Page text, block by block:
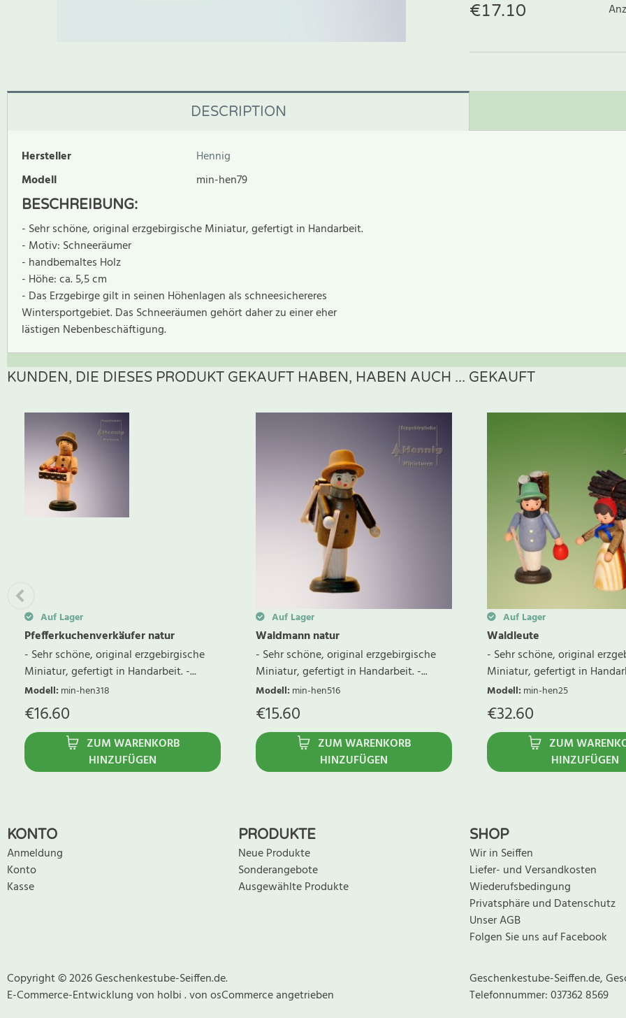
€17.10
DESCRIPTION
Hersteller
Hennig
Modell
min-hen79
BESCHREIBUNG:
- Sehr schöne, original erzgebirgische Miniatur, gefertigt in Handarbeit.
- Motiv: Schneeräumer
- handbemaltes Holz
- Höhe: ca. 5,5 cm
- Das Erzgebirge gilt in seinen Höhenlagen als schneesichereres
Wintersportgebiet. Das Schneeräumen gehört daher zu einer eher
lästigen Nebenbeschäftigung.
Zur Zeit gibt es keine Produktrezensionen. Sei der erste, der Bewertung schreiben
KUNDEN, DIE DIESES PRODUKT GEKAUFT HABEN, HABEN AUCH ... GEKAUFT
Auf Lager
Pfefferkuchenverkäufer natur
- Sehr schöne, original erzgebirgische
Miniatur, gefertigt in Handarbeit. -...
Modell: min-hen318
€16.60
ZUM WARENKORB
HINZUFÜGEN
Auf Lager
Waldmann natur
- Sehr schöne, original erzgebirgische
Miniatur, gefertigt in Handarbeit. -...
Modell: min-hen516
€15.60
ZUM WARENKORB
HINZUFÜGEN
Auf Lager
Waldleute
- Sehr schöne, original
Miniatur, gefertigt in
Modell: min-hen25
€32.60
ZUM
HINZUFÜGEN
KONTO
Anmeldung
Konto
Kasse
PRODUKTE
Neue Produkte
Sonderangebote
Ausgewählte Produkte
SHOP
Wir in Seiffen
Liefer- und Versandkosten
Wiederufsbedingung
Privatsphäre und Datenschutz
Unser AGB
Folgen Sie uns auf Facebook
Copyright © 2026 Geschenkestube-Seiffen.de.
E-Commerce-Entwicklungvon holbi.von osCommerceangetrieben
Geschenkestube-Seiffen.de,
Telefonnummer: 037362 8569